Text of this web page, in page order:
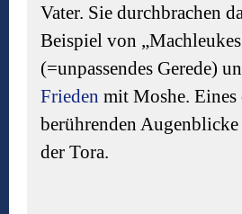
Vater. Sie durchbrachen
Beispiel von
(=unpassendes Gerede)
Frieden mit Moshe. Eines
berührenden
der Tora.